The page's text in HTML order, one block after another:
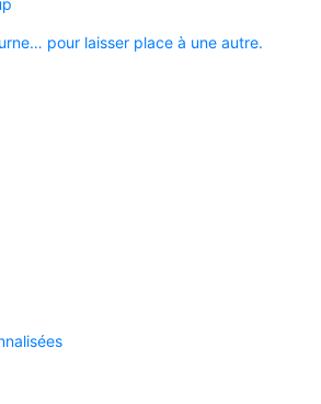
pour laisser place à une autre.